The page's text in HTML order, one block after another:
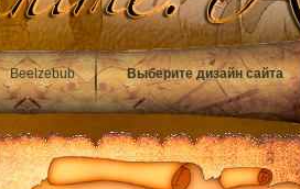
Beelzebub Выберите дизайн сайта